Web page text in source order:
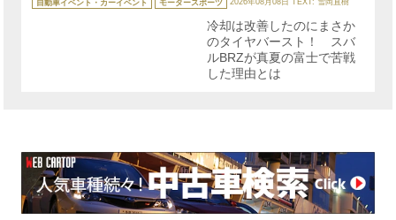
ゴ
自動車イベント・カーイベント モータースポーツ 2026年08月08日 TEXT: 雪岡直樹
冷却は改善したのにまさか
のタイヤバースト！ スバ
ルBRZが真夏の富士で苦戦
した理由とは